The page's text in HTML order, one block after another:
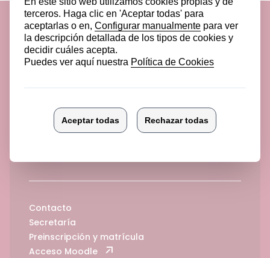
Contacto
Secretaría
Preinscripción y matrícula
Acceso Moodle